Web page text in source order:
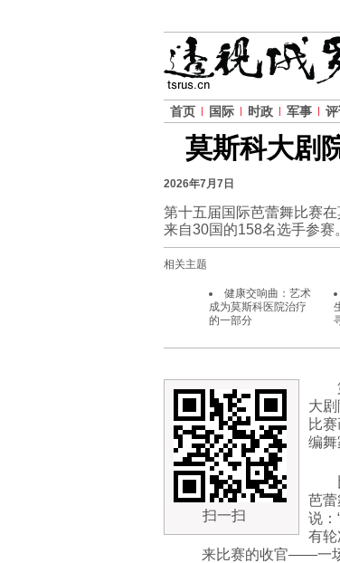
首页 国际 时政 军事
莫斯科大剧
2026年7月7日
第十五届国际芭蕾舞比赛
来自30国的158名选手参赛
相关主题
健康交响曲：艺术
成为莫斯科医院治疗
的一部分
扫一扫
大
比
编舞
芭蕾
说：
有
来比赛的收官——一